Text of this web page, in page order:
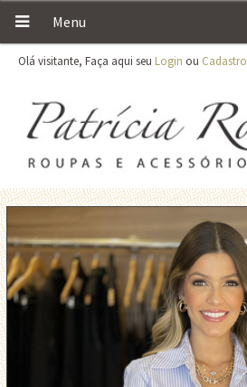
Olá visitante, Faça aqui seu Login ou Cadastro
Menu